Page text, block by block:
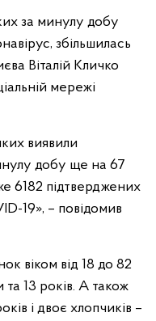
за минулу добу
збільшилась
Віталій Кличко
мережі
виявили
добу ще на 67
6182 підтверджених
19», – повідомив
віком від 18 до 82
та 13 років. А також
і двоє хлопчиків –